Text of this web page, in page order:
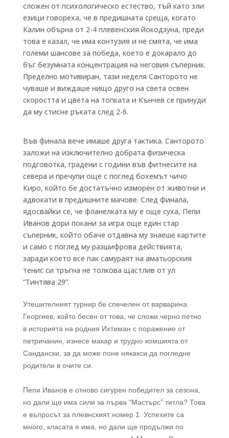
сложен от психологическо естество, тъй като зли
езици говореха, че в предишната среща, когато
Калин обърна от 2-4 плевенския йокодзуна, преди
това е казал, че има контузия и не смята, че има
големи шансове за победа, което е докарало до
бъг безумната концентрация на неговия съперник.
Пределно мотивиран, тази неделя Санторото не
чуваше и виждаше нищо друго на света освен
скоростта и цвета на топката и Кънчев се принуди
да му стисне ръката след 2-6.
Във финала вече имаше друга тактика. Санторото
заложи на изключително добрата физическа
подговотка, градени с години във фитнесите на
севера и пречупи още с поглед бохемът чичо
Киро, който бе достатъчно изморен от животни и
адвокати в предишните мачове. След финала,
ядосвайки се, че фланелката му е още суха, Пепи
Иванов дори покани за игра още един стар
съперник, който обаче отдавна му знаеше картите
и само с поглед му разшифрова действията,
заради което все пак самураят на аматьорския
тенис си тръгна не толкова щастлив от ул
“Тинтява 29”.
Утешителният турнир бе спечелен от варварина
Георгиев, който бесен от това, че сложи черно петно
в историята на родния Ихтиман с поражение от
петричанин, изнесе макар и трудно комшията от
Сандански, за да може поне някакси да погледне
родители в очите си.
Пепи Иванов е отново сигурен победител за сезона,
но дали ще има сили за първа “Мастърс” титла? Това
е въпросът за плевнският номер 1. Успехите са
много, класата я има, но дали ще продължи по